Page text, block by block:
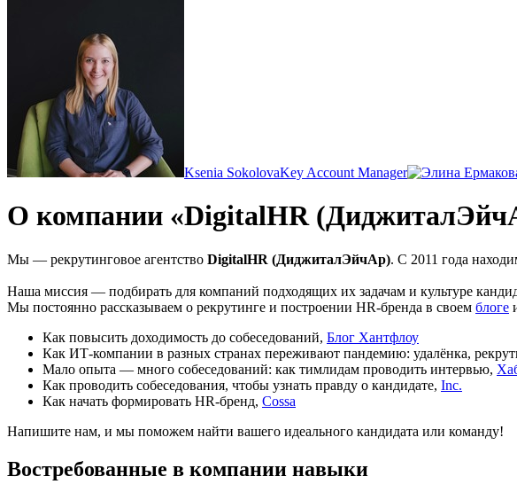
Ksenia SokolovaKey Account Manager
О компании «DigitalHR
Мы — рекрутинговое агентство DigitalHR (ДиджиталЭйчАр). С 2011 года
Наша миссия — подбирать для компаний подходящих их задачам и культуре
Мы постоянно рассказываем о рекрутинге и построении HR-бренда в своем блоге
Как повысить доходимость до собеседований, Блог Хантфлоу
Как ИТ-компании в разных странах переживают пандемию: удалёнка,
Мало опыта — много собеседований: как тимлидам проводить интервью,
Как проводить собеседования, чтобы узнать правду о кандидате, Inc.
Как начать формировать HR-бренд, Cossa
Напишите нам, и мы поможем найти вашего идеального кандидата или команду!
Востребованные в компании навыки